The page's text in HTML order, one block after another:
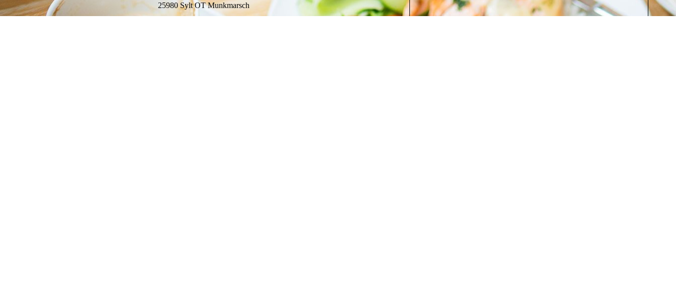
25980 Sylt OT Munkmarsch